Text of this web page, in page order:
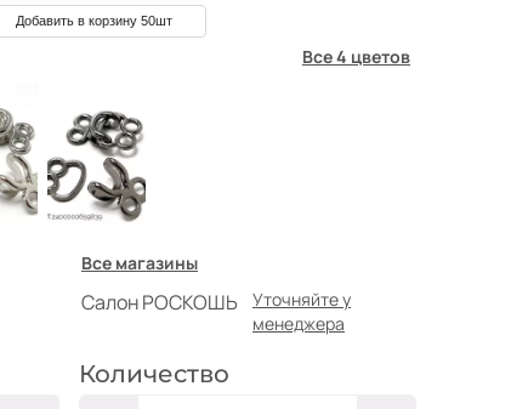
Добавить в корзину 50шт
Все 4 цветов
Все магазины
Салон РОСКОШЬ
Уточняйте у
менеджера
Количество